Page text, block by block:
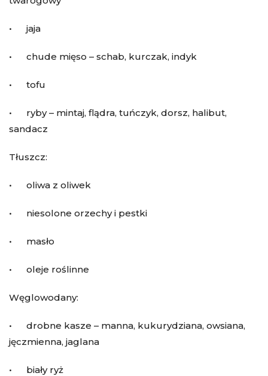
• jaja
• chude mięso – schab, kurczak, indyk
• tofu
• ryby – mintaj, flądra, tuńczyk, dorsz, halibut,
sandacz
Tłuszcz:
• oliwa z oliwek
• niesolone orzechy i pestki
• masło
• oleje roślinne
Węglowodany:
• drobne kasze – manna, kukurydziana, owsiana,
jęczmienna, jaglana
• biały ryż